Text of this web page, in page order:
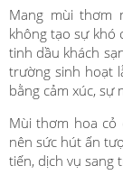
Mang mùi thơm
không tạo sự khó
tinh dầu khách
trường sinh hoạt
bằng cảm xúc, sự
Mùi thơm hoa cỏ
nên sức hút ấn
tiến, dịch vụ sang